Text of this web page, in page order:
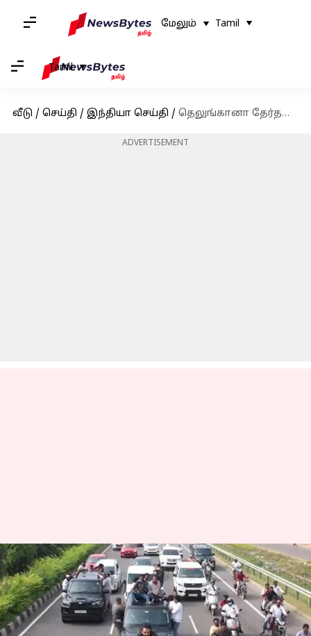
மேலும் Tamil
Tamil
வீடு / செய்தி / இந்தியா செய்தி / தெலுங்கானா தேர்தல்: ஸ்டண்ட் அடித்தும் டெபாசிட் இழந்த பவன் கல்யாண்
ADVERTISEMENT
தெலுங்கானா தேர்தல்:
ஸ்டண்ட் அடித்தும்
டெபாசிட் இழந்த பவன்
கல்யாண்